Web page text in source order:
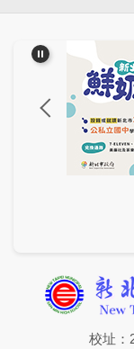
校址：